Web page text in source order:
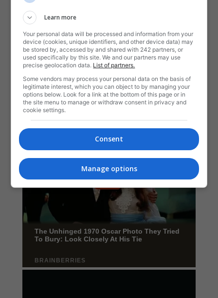
Learn more
Your personal data will be processed and information from your
device (cookies, unique identifiers, and other device data) may
be stored by, accessed by and shared with 242 partners, or
used specifically by this site. We and our partners may use
precise geolocation data. List of partners.
Some vendors may process your personal data on the basis of
legitimate interest, which you can object to by managing your
options below. Look for a link at the bottom of this page or in
the site menu to manage or withdraw consent in privacy and
cookie settings.
Consent
Manage options